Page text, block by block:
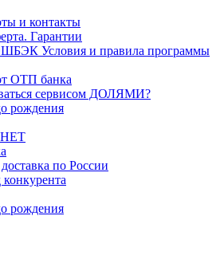
и контакты
Гарантии
Условия и правила программы
ОТП банка
сервисом ДОЛЯМИ?
рождения
по России
рождения